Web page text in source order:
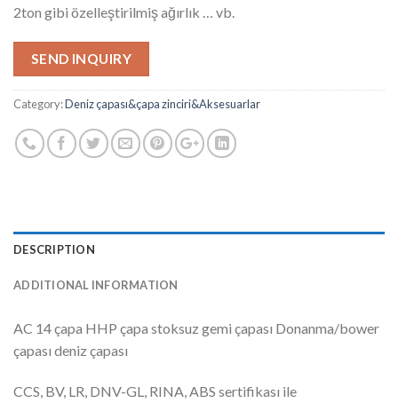
2ton gibi özelleştirilmiş ağırlık … vb.
SEND INQUIRY
Category:Deniz çapası&çapa zinciri&Aksesuarlar
DESCRIPTION
ADDITIONAL INFORMATION
AC 14 çapa HHP çapa stoksuz gemi çapası Donanma/bower
çapası deniz çapası
CCS, BV, LR, DNV-GL, RINA, ABS sertifikası ile